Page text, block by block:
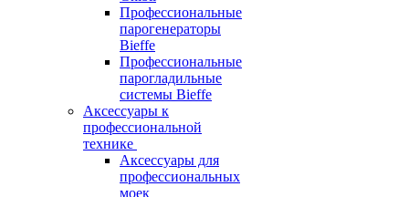
Профессиональные
парогенераторы
Bieffe
Профессиональные
парогладильные
системы Bieffe
Аксессуары к
профессиональной
технике
Аксессуары для
профессиональных
моек